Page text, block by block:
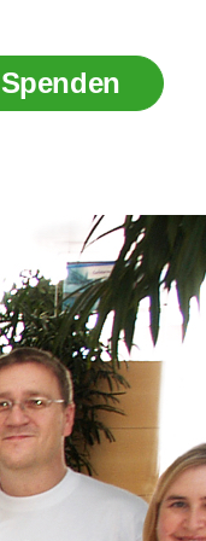
Spenden